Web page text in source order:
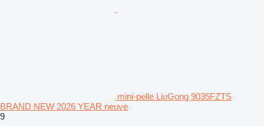
mini-pelle LiuGong 9035FZTS
BRAND NEW 2026 YEAR neuve
9